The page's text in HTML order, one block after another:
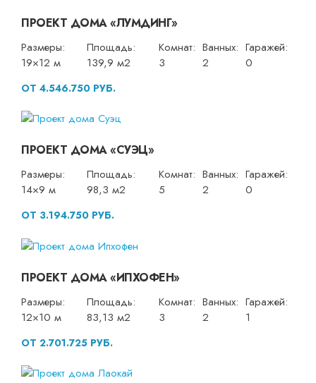
ПРОЕКТ ДОМА «ЛУМДИНГ»
Размеры:
19×12 м
Площадь:
139,9 м2
Комнат:
3
Ванных:
2
Гаражей:
0
ОТ 4.546.750 РУБ.
ПРОЕКТ ДОМА «СУЭЦ»
Размеры:
14×9 м
Площадь:
98,3 м2
Комнат:
5
Ванных:
2
Гаражей:
0
ОТ 3.194.750 РУБ.
ПРОЕКТ ДОМА «ИПХОФЕН»
Размеры:
12×10 м
Площадь:
83,13 м2
Комнат:
3
Ванных:
2
Гаражей:
1
ОТ 2.701.725 РУБ.